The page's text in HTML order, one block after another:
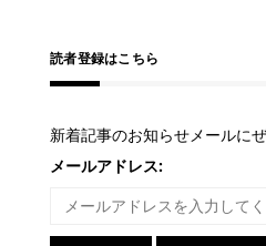
ン
読者登録はこちら
新着記事のお知らせメールに
メールアドレス: